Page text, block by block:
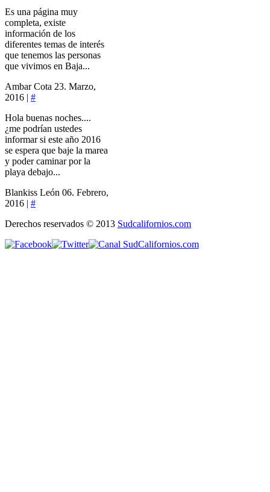
Es una página muy
completa, existe
información de los
diferentes temas de interés
que tenemos las personas
que vivimos en Baja...
Ambar Cota 23. Marzo,
2016 | #
Hola buenas noches....
¿me podrían ustedes
informar si este año 2016
se espera que baje la marea
y poder caminar por la
playa debajo...
Blankiss León 06. Febrero,
2016 | #
Derechos reservados © 2013 Sudcalifornios.com